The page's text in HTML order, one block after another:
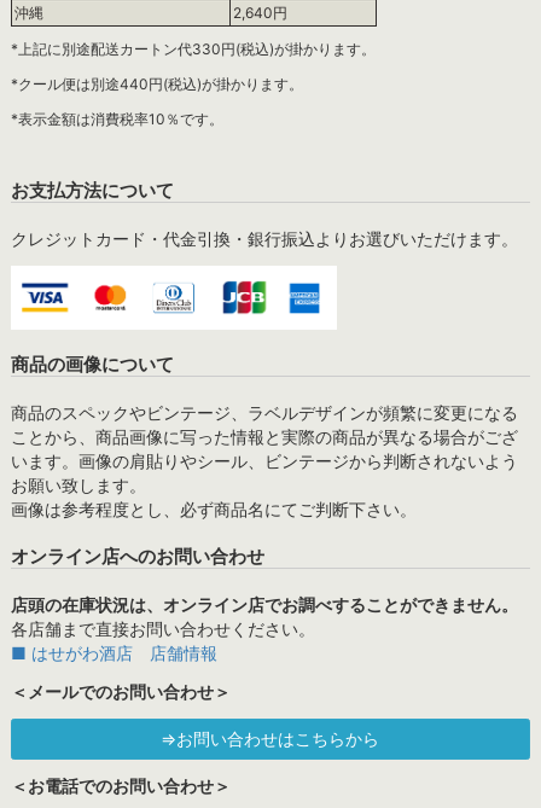
沖縄
2,640円
*上記に別途配送カートン代330円(税込)が掛かります。
*クール便は別途440円(税込)が掛かります。
*表示金額は消費税率10％です。
お支払方法について
クレジットカード・代金引換・銀行振込よりお選びいただけます。
商品の画像について
商品のスペックやビンテージ、ラベルデザインが頻繁に変更になる
ことから、商品画像に写った情報と実際の商品が異なる場合がござ
います。画像の肩貼りやシール、ビンテージから判断されないよう
お願い致します。
画像は参考程度とし、必ず商品名にてご判断下さい。
オンライン店へのお問い合わせ
店頭の在庫状況は、オンライン店でお調べすることができません。
各店舗まで直接お問い合わせください。
■ はせがわ酒店 店舗情報
＜メールでのお問い合わせ＞
⇒お問い合わせはこちらから
＜お電話でのお問い合わせ＞